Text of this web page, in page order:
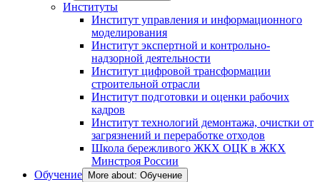
Институты
Институт управления и информационного
моделирования
Институт экспертной и контрольно-
надзорной деятельности
Институт цифровой трансформации
строительной отрасли
Институт подготовки и оценки рабочих
кадров
Институт технологий демонтажа, очистки от
загрязнений и переработке отходов
Школа бережливого ЖКХ ОЦК в ЖКХ
Минстроя России
Обучение
More about: Обучение